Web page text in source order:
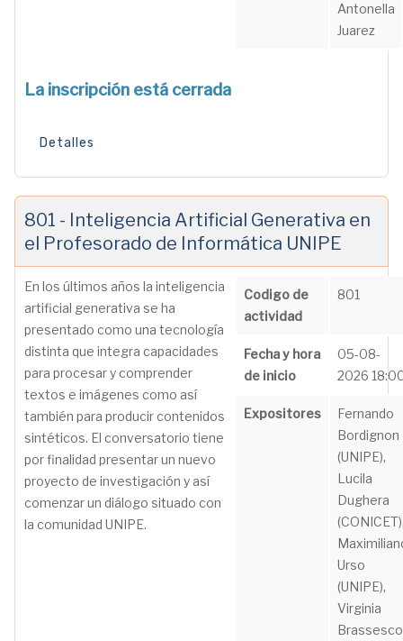
Antonella
Juarez
La inscripción está cerrada
Detalles
801 - Inteligencia Artificial Generativa en
el Profesorado de Informática UNIPE
En los últimos años la inteligencia
artificial generativa se ha
presentado como una tecnología
distinta que integra capacidades
para procesar y comprender
textos e imágenes como así
también para producir contenidos
sintéticos. El conversatorio tiene
por finalidad presentar un nuevo
proyecto de investigación y así
comenzar un diálogo situado con
la comunidad UNIPE.
Codigo de
actividad
801
Fecha y hora
de inicio
05-08-
2026
Expositores
Fernando
Bordignon
(UNIPE),
Lucila
Dughera
Urso
(UNIPE),
Virginia
Brassesco